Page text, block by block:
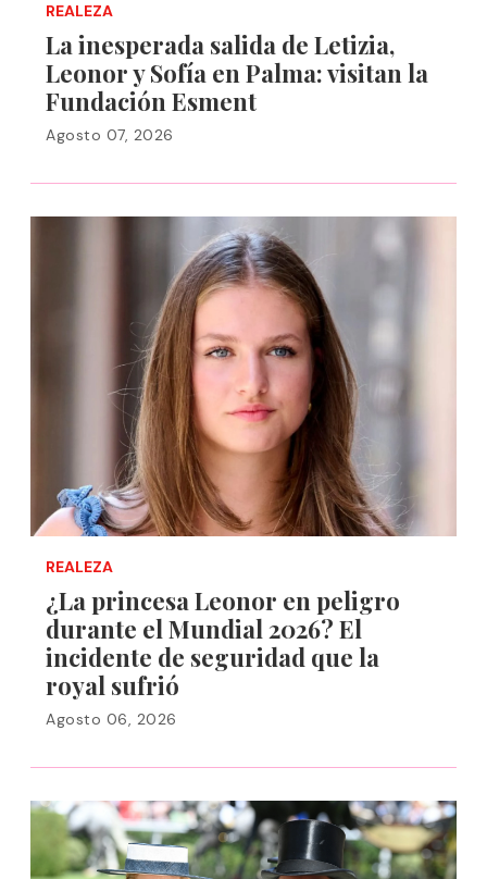
REALEZA
La inesperada salida de Letizia,
Leonor y Sofía en Palma: visitan la
Fundación Esment
Agosto 07, 2026
REALEZA
¿La princesa Leonor en peligro
durante el Mundial 2026? El
incidente de seguridad que la
royal sufrió
Agosto 06, 2026